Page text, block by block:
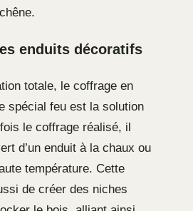
enduits décoratifs
totale, le coffrage en
spécial feu est la solution
le coffrage réalisé, il
d’un enduit à la chaux ou
température. Cette
de créer des niches